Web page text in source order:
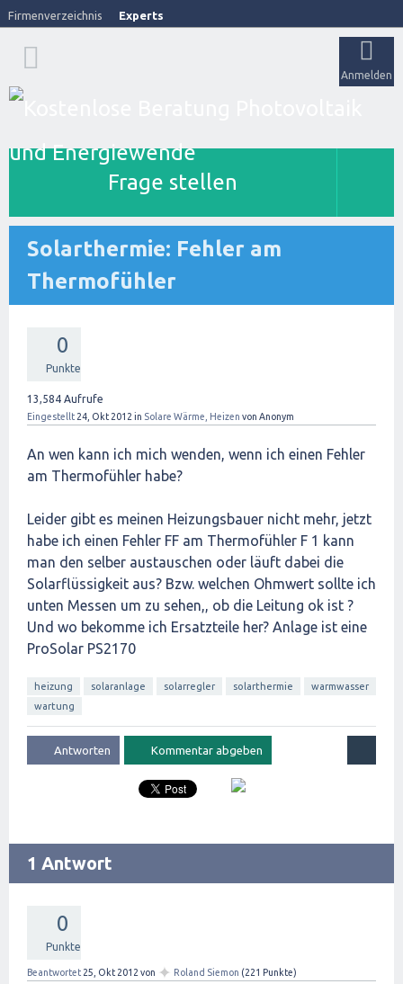
Firmenverzeichnis Experts
Anmelden
Frage stellen
Solarthermie: Fehler am
Thermofühler
0
Punkte
13,584 Aufrufe
Eingestellt 24, Okt 2012 in Solare Wärme, Heizen von Anonym
An wen kann ich mich wenden, wenn ich einen Fehler
am Thermofühler habe?
Leider gibt es meinen Heizungsbauer nicht mehr, jetzt
habe ich einen Fehler FF am Thermofühler F 1 kann
man den selber austauschen oder läuft dabei die
Solarflüssigkeit aus? Bzw. welchen Ohmwert sollte ich
unten Messen um zu sehen,, ob die Leitung ok ist ?
Und wo bekomme ich Ersatzteile her? Anlage ist eine
ProSolar PS2170
heizung solaranlage solarregler solarthermie
warmwasser
wartung
1 Antwort
0
Punkte
Beantwortet 25, Okt 2012 von ✦ Roland Siemon (221 Punkte)